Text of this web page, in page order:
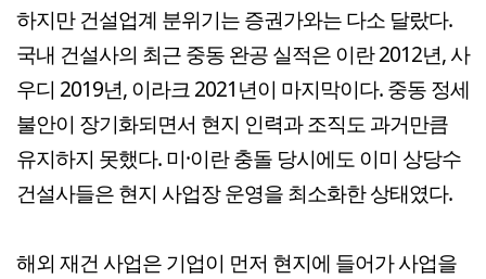
하지만 건설업계 분위기는 증권가와는 다소 달랐다.
국내 건설사의 최근 중동 완공 실적은 이란 2012년, 사
우디 2019년, 이라크 2021년이 마지막이다. 중동 정세
불안이 장기화되면서 현지 인력과 조직도 과거만큼
유지하지 못했다. 미·이란 충돌 당시에도 이미 상당수
건설사들은 현지 사업장 운영을 최소화한 상태였다.
해외 재건 사업은 기업이 먼저 현지에 들어가 사업을